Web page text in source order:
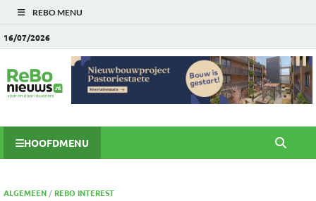
REBO MENU
16/07/2026
HOOFDMENU
ALGEMEEN/ REBO INTEREST